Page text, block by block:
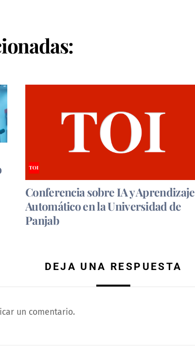
Conferencia sobre IA y Aprendizaje
Automático en la Universidad de
Panjab
DEJA UNA RESPUESTA
un comentario.